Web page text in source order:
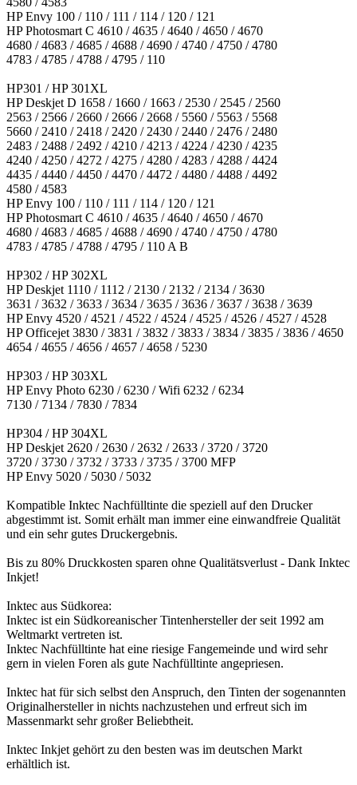
HP Envy 100 / 110 / 111 / 114 / 120 / 121
HP Photosmart C 4610 / 4635 / 4640 / 4650 / 4670
4680 / 4683 / 4685 / 4688 / 4690 / 4740 / 4750 / 4780
4783 / 4785 / 4788 / 4795 / 110
HP301 / HP 301XL
HP Deskjet D 1658 / 1660 / 1663 / 2530 / 2545 / 2560
2563 / 2566 / 2660 / 2666 / 2668 / 5560 / 5563 / 5568
5660 / 2410 / 2418 / 2420 / 2430 / 2440 / 2476 / 2480
2483 / 2488 / 2492 / 4210 / 4213 / 4224 / 4230 / 4235
4240 / 4250 / 4272 / 4275 / 4280 / 4283 / 4288 / 4424
4435 / 4440 / 4450 / 4470 / 4472 / 4480 / 4488 / 4492
4580 / 4583
HP Envy 100 / 110 / 111 / 114 / 120 / 121
HP Photosmart C 4610 / 4635 / 4640 / 4650 / 4670
4680 / 4683 / 4685 / 4688 / 4690 / 4740 / 4750 / 4780
4783 / 4785 / 4788 / 4795 / 110 A B
HP302 / HP 302XL
HP Deskjet 1110 / 1112 / 2130 / 2132 / 2134 / 3630
3631 / 3632 / 3633 / 3634 / 3635 / 3636 / 3637 / 3638 / 3639
HP Envy 4520 / 4521 / 4522 / 4524 / 4525 / 4526 / 4527 / 4528
HP Officejet 3830 / 3831 / 3832 / 3833 / 3834 / 3835 / 3836 / 4650
4654 / 4655 / 4656 / 4657 / 4658 / 5230
HP303 / HP 303XL
HP Envy Photo 6230 / 6230 / Wifi 6232 / 6234
7130 / 7134 / 7830 / 7834
HP304 / HP 304XL
HP Deskjet 2620 / 2630 / 2632 / 2633 / 3720 / 3720
3720 / 3730 / 3732 / 3733 / 3735 / 3700 MFP
HP Envy 5020 / 5030 / 5032
Kompatible Inktec Nachfülltinte die speziell auf den Drucker
abgestimmt ist. Somit erhält man immer eine einwandfreie Qualität
und ein sehr gutes Druckergebnis.
Bis zu 80% Druckkosten sparen ohne Qualitätsverlust - Dank Inktec
Inkjet!
Inktec aus Südkorea:
Inktec ist ein Südkoreanischer Tintenhersteller der seit 1992 am
Weltmarkt vertreten ist.
Inktec Nachfülltinte hat eine riesige Fangemeinde und wird sehr
gern in vielen Foren als gute Nachfülltinte angepriesen.
Inktec hat für sich selbst den Anspruch, den Tinten der sogenannten
Originalhersteller in nichts nachzustehen und erfreut sich im
Massenmarkt sehr großer Beliebtheit.
Inktec Inkjet gehört zu den besten was im deutschen Markt
erhältlich ist.